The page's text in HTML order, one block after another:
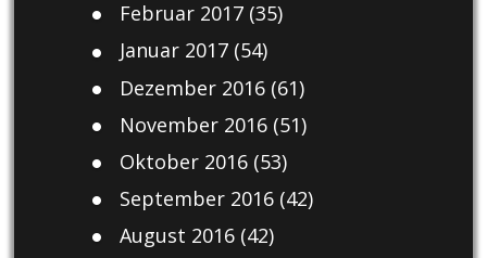
Februar 2017(35)
Januar 2017(54)
Dezember 2016(61)
November 2016(51)
Oktober 2016(53)
September 2016(42)
August 2016(42)